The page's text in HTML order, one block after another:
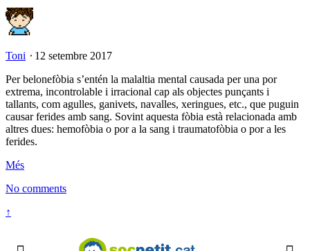
Toni ⋅ 12 setembre 2017
Per belonefòbia s’entén la malaltia mental causada per una por
extrema, incontrolable i irracional cap als objectes punçants i
tallants, com agulles, ganivets, navalles, xeringues, etc., que puguin
causar ferides amb sang. Sovint aquesta fòbia està relacionada amb
altres dues: hemofòbia o por a la sang i traumatofòbia o por a les
ferides.
Més
No comments
↑